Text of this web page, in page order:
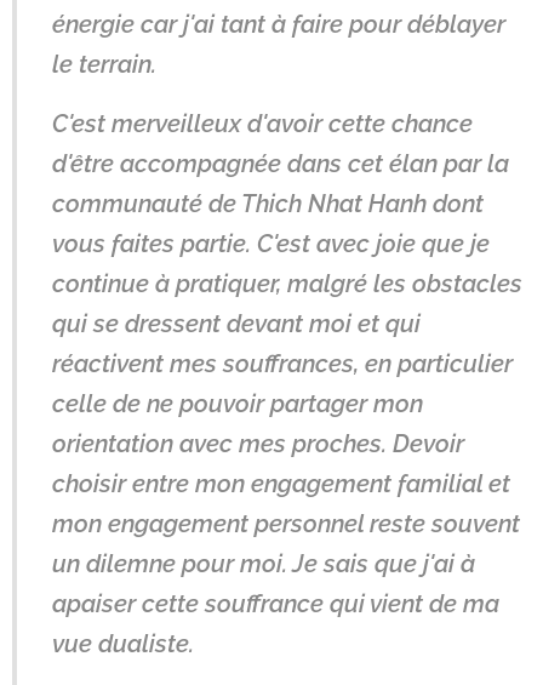
énergie car j'ai tant à faire pour déblayer
le terrain.
C'est merveilleux d'avoir cette chance
d'être accompagnée dans cet élan par la
communauté de Thich Nhat Hanh dont
vous faites partie. C'est avec joie que je
continue à pratiquer, malgré les obstacles
qui se dressent devant moi et qui
réactivent mes souffrances, en particulier
celle de ne pouvoir partager mon
orientation avec mes proches. Devoir
choisir entre mon engagement familial et
mon engagement personnel reste souvent
un dilemne pour moi. Je sais que j'ai à
apaiser cette souffrance qui vient de ma
vue dualiste.